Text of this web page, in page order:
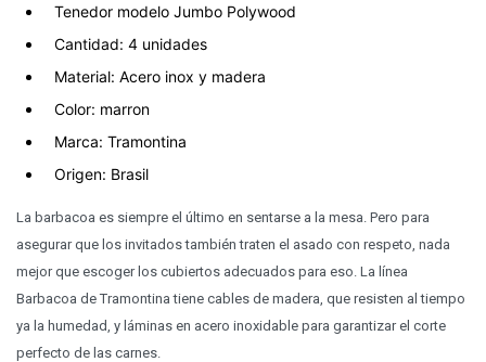
Tenedor modelo Jumbo Polywood
Cantidad: 4 unidades
Material: Acero inox y madera
Color: marron
Marca: Tramontina
Origen: Brasil
La barbacoa es siempre el último en sentarse a la mesa. Pero para
asegurar que los invitados también traten el asado con respeto, nada
mejor que escoger los cubiertos adecuados para eso. La línea
Barbacoa de Tramontina tiene cables de madera, que resisten al tiempo
ya la humedad, y láminas en acero inoxidable para garantizar el corte
perfecto de las carnes.